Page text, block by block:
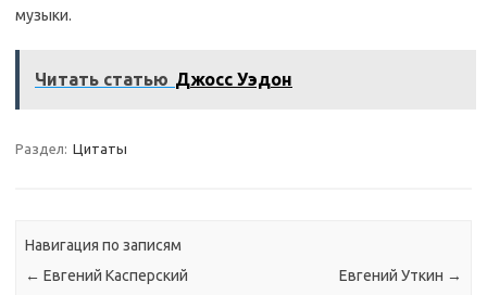
музыки.
Читать статью Джосс Уэдон
Раздел: Цитаты
Навигация по записям
← Евгений Касперский Евгений Уткин →